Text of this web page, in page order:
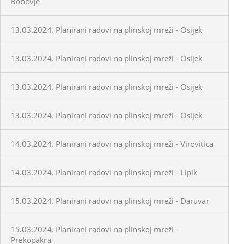
13.03.2024. Planirani radovi na plinskoj mreži - Osijek
13.03.2024. Planirani radovi na plinskoj mreži - Osijek
13.03.2024. Planirani radovi na plinskoj mreži - Osijek
13.03.2024. Planirani radovi na plinskoj mreži - Osijek
14.03.2024. Planirani radovi na plinskoj mreži - Virovitica
14.03.2024. Planirani radovi na plinskoj mreži - Lipik
15.03.2024. Planirani radovi na plinskoj mreži - Daruvar
15.03.2024. Planirani radovi na plinskoj mreži -
Prekopakra